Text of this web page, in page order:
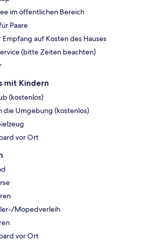
im öffentlichen Bereich
Paare
Empfang auf Kosten des Hauses
(bitte Zeiten beachten)
mit Kindern
(kostenlos)
die Umgebung (kostenlos)
vor Ort
Mopedverleih
vor Ort